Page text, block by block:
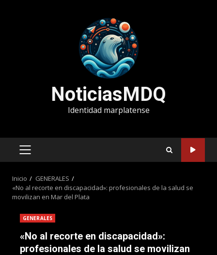
NoticiasMDQ
Identidad marplatense
MENÚ
Inicio
GENERALES
«No al recorte en discapacidad»: profesionales de la salud se
movilizan en Mar del Plata
GENERALES
«No al recorte en discapacidad»:
profesionales de la salud se movilizan